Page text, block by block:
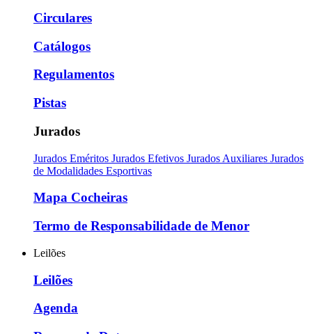
Circulares
Catálogos
Regulamentos
Pistas
Jurados
Jurados Eméritos Jurados Efetivos Jurados Auxiliares Jurados
de Modalidades Esportivas
Mapa Cocheiras
Termo de Responsabilidade de Menor
Leilões
Leilões
Agenda